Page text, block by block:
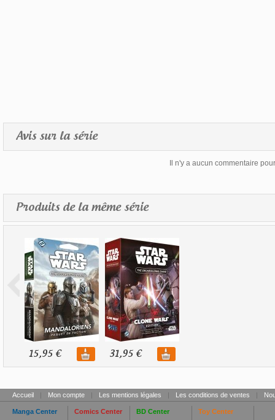
Avis sur la série
Il n'y a aucun commentaire
Produits de la même série
15,95 € 31,95 €
Accueil | Mon compte | Les mentions légales | Les conditions de ventes |
Manga Center
Comics Center
BD Center
Toy Center